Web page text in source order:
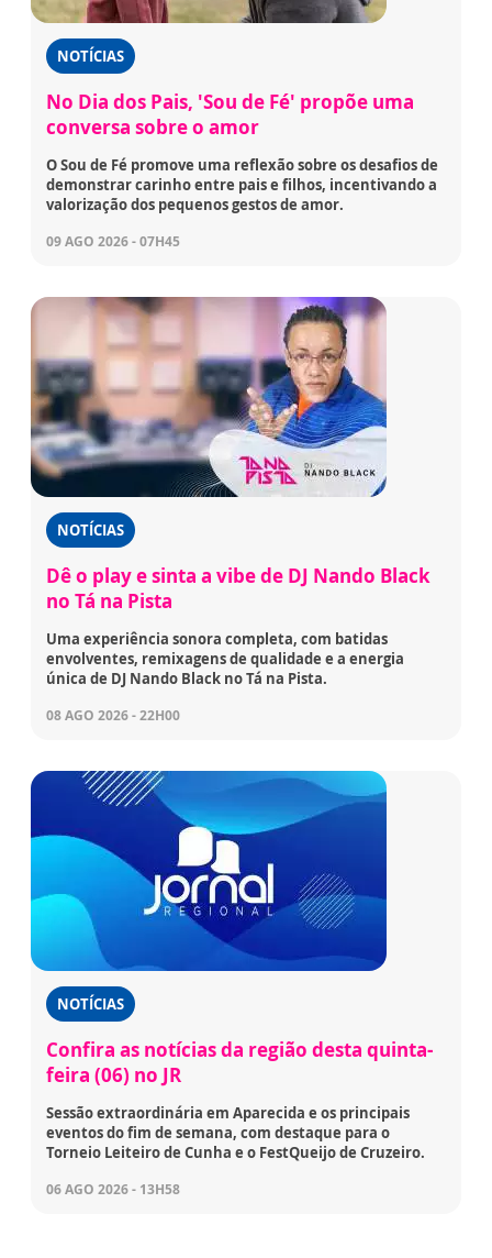
NOTÍCIAS
No Dia dos Pais, 'Sou de Fé' propõe uma
conversa sobre o amor
O Sou de Fé promove uma reflexão sobre os desafios de
demonstrar carinho entre pais e filhos, incentivando a
valorização dos pequenos gestos de amor.
09 AGO 2026 - 07H45
NOTÍCIAS
Dê o play e sinta a vibe de DJ Nando Black
no Tá na Pista
Uma experiência sonora completa, com batidas
envolventes, remixagens de qualidade e a energia
única de DJ Nando Black no Tá na Pista.
08 AGO 2026 - 22H00
NOTÍCIAS
Confira as notícias da região desta quinta-
feira (06) no JR
Sessão extraordinária em Aparecida e os principais
eventos do fim de semana, com destaque para o
Torneio Leiteiro de Cunha e o FestQueijo de Cruzeiro.
06 AGO 2026 - 13H58